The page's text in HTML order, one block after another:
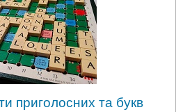
приголосних та букв